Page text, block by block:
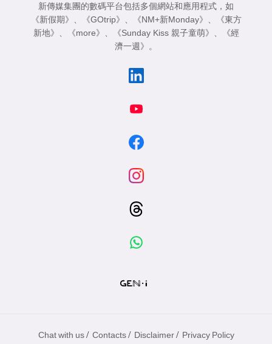
新傳媒集團的數碼平台包括多個網站和應用程式，如
《新假期》
《GOtrip》 《NM+新Monday》
《東方
新地》
《more》 《Sunday Kiss 親子童萌》
《經
濟一週》
。
Chat with us / Contacts / Disclaimer / Privacy Policy